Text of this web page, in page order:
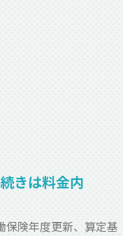
きは料金内
保険年度更新、算定基